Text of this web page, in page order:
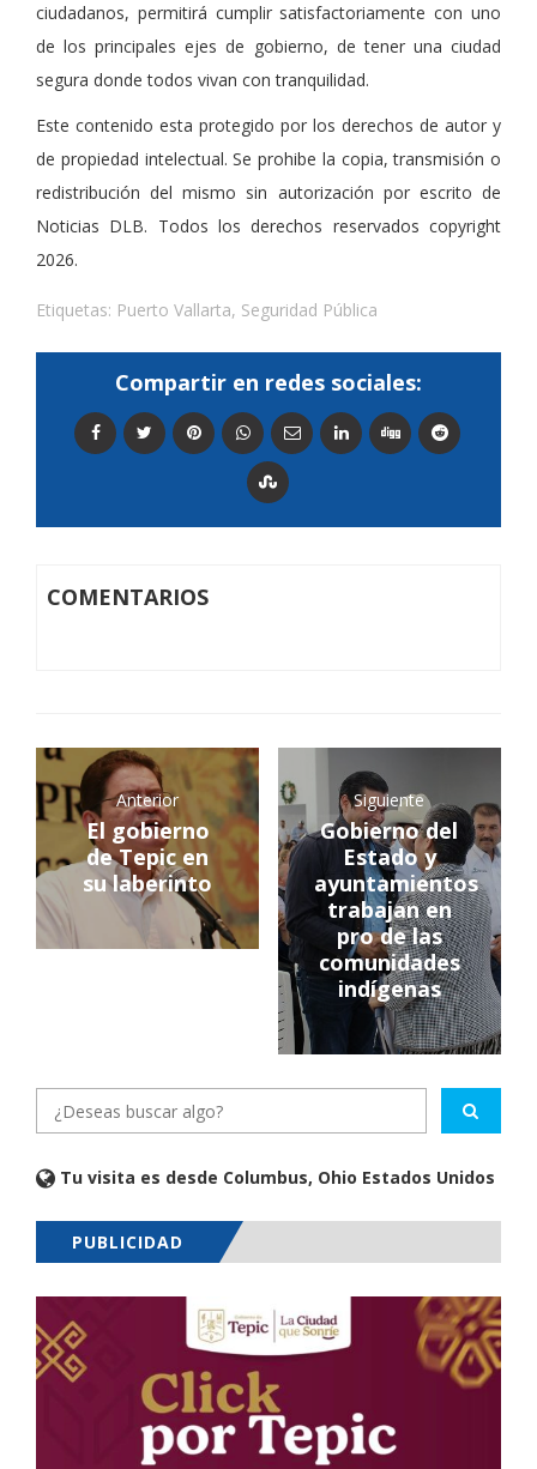
ciudadanos, permitirá cumplir satisfactoriamente con uno
de los principales ejes de gobierno, de tener una ciudad
segura donde todos vivan con tranquilidad.
Este contenido esta protegido por los derechos de autor y
de propiedad intelectual. Se prohibe la copia, transmisión o
redistribución del mismo sin autorización por escrito de
Noticias DLB. Todos los derechos reservados copyright
2026.
Etiquetas: Puerto Vallarta, Seguridad Pública
Compartir en redes sociales:
COMENTARIOS
Anterior
El gobierno
de Tepic en
su laberinto
Siguiente
Gobierno del
Estado y
ayuntamientos
trabajan en
pro de las
comunidades
indígenas
Tu visita es desde Columbus, Ohio Estados Unidos
PUBLICIDAD